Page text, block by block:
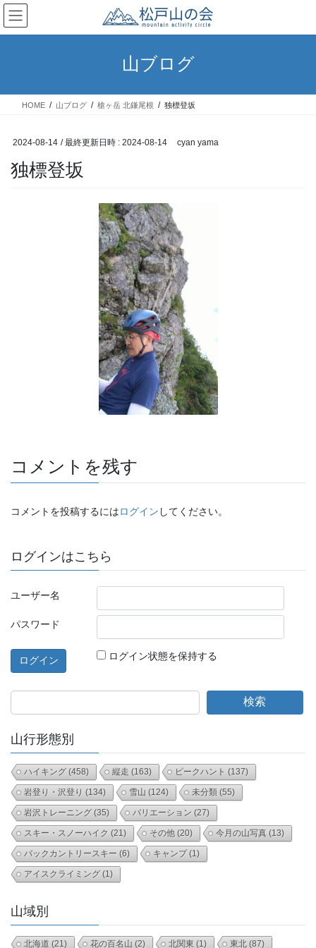
コ
ン
テ
ス
ナ
ビ
ゲ
ン
山ブログ
HOME 山ブログ 槍ヶ岳 北鎌尾根 独標登坂
2024-08-14 / 最終更新日時 : 2024-08-14 cyan yama
独標登坂
コメントを残す
コメントを投稿するにはログイン してください。
ログインはこちら
ユーザー名
パスワード
ログイン状態を保持する
検索
山行形態別
ハイキング (458) 縦走 (163) ピークハント (137)
岩登り・沢登り (134) 雪山 (124) 未分類 (55)
岩沢トレーニング (35) バリエーション (27)
スキー・スノーハイク (21) その他 (20) 今月の山写真 (13)
バックカントリースキー (6) キャンプ(1)
アイスクライミング (1)
山域別
北海道 (21) 花の百名山 (2) 北関東 (1) 東北 (87)